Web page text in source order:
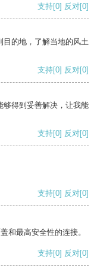
支持[0] 反对[0]
目的地，了解当地的风土
支持[0] 反对[0]
够得到妥善解决，让我能
支持[0] 反对[0]
支持[0] 反对[0]
和最高安全性的连接。
支持[0] 反对[0]